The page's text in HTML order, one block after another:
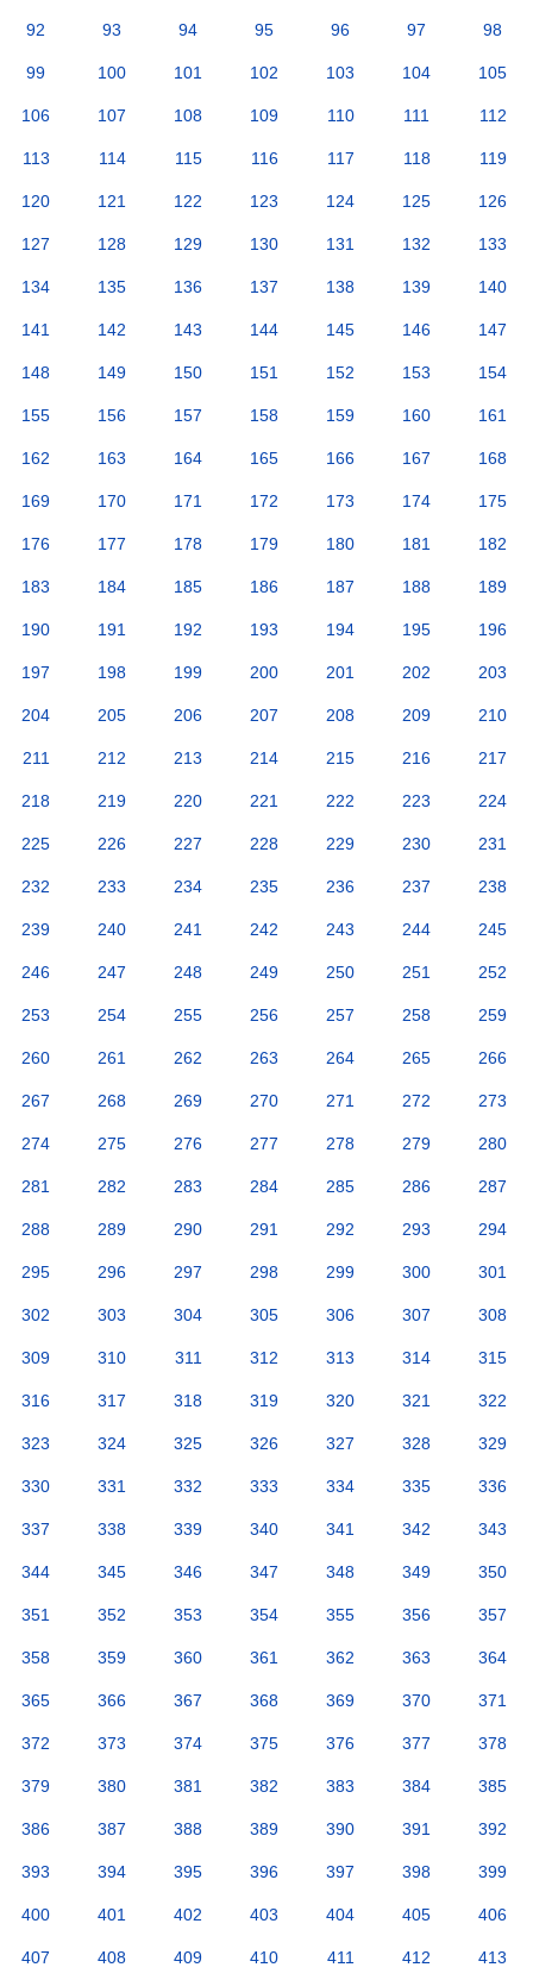
92 93 94 95 96 97 98
99 100 101 102 103 104 105
106 107 108 109 110 111 112
113 114 115 116 117 118 119
120 121 122 123 124 125 126
127 128 129 130 131 132 133
134 135 136 137 138 139 140
141 142 143 144 145 146 147
148 149 150 151 152 153 154
155 156 157 158 159 160 161
162 163 164 165 166 167 168
169 170 171 172 173 174 175
176 177 178 179 180 181 182
183 184 185 186 187 188 189
190 191 192 193 194 195 196
197 198 199 200 201 202 203
204 205 206 207 208 209 210
211 212 213 214 215 216 217
218 219 220 221 222 223 224
225 226 227 228 229 230 231
232 233 234 235 236 237 238
239 240 241 242 243 244 245
246 247 248 249 250 251 252
253 254 255 256 257 258 259
260 261 262 263 264 265 266
267 268 269 270 271 272 273
274 275 276 277 278 279 280
281 282 283 284 285 286 287
288 289 290 291 292 293 294
295 296 297 298 299 300 301
302 303 304 305 306 307 308
309 310 311 312 313 314 315
316 317 318 319 320 321 322
323 324 325 326 327 328 329
330 331 332 333 334 335 336
337 338 339 340 341 342 343
344 345 346 347 348 349 350
351 352 353 354 355 356 357
358 359 360 361 362 363 364
365 366 367 368 369 370 371
372 373 374 375 376 377 378
379 380 381 382 383 384 385
386 387 388 389 390 391 392
393 394 395 396 397 398 399
400 401 402 403 404 405 406
407 408 409 410 411 412 413